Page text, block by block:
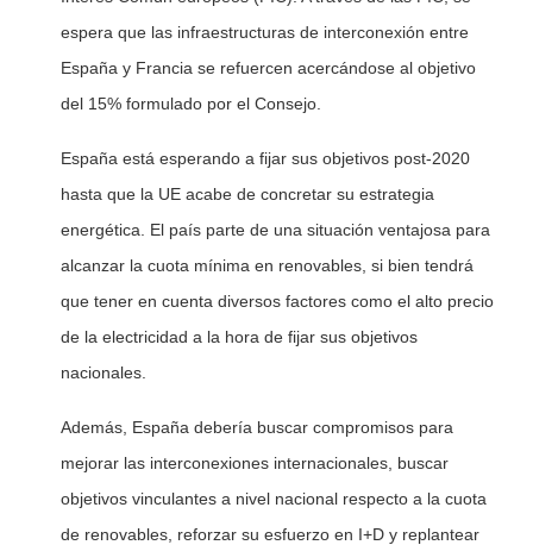
espera que las infraestructuras de interconexión entre
España y Francia se refuercen acercándose al objetivo
del 15% formulado por el Consejo.
España está esperando a fijar sus objetivos post-2020
hasta que la UE acabe de concretar su estrategia
energética. El país parte de una situación ventajosa para
alcanzar la cuota mínima en renovables, si bien tendrá
que tener en cuenta diversos factores como el alto precio
de la electricidad a la hora de fijar sus objetivos
nacionales.
Además, España debería buscar compromisos para
mejorar las interconexiones internacionales, buscar
objetivos vinculantes a nivel nacional respecto a la cuota
de renovables, reforzar su esfuerzo en I+D y replantear